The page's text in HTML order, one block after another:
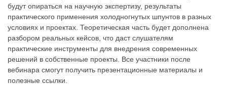
будут опираться на научную экспертизу, результаты
практического применения холодногнутых шпунтов в разных
условиях и проектах. Теоретическая часть будет дополнена
разбором реальных кейсов, что даст слушателям
практические инструменты для внедрения современных
решений в собственные проекты. Все участники после
вебинара смогут получить презентационные материалы и
полезные ссылки.